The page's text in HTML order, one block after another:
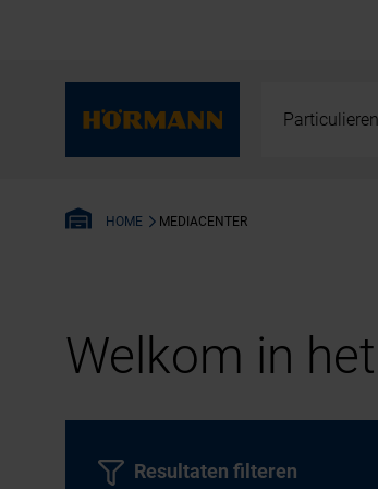
Particulieren
HOME MEDIACENTER
Welkom in
Resultaten filteren